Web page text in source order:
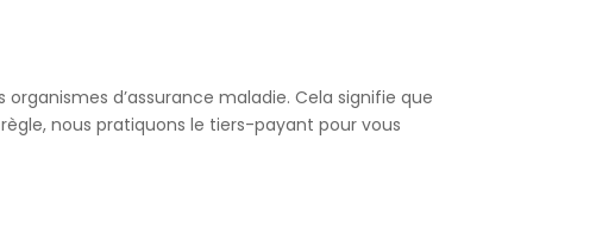
d’assurance maladie. Cela signifie que
nous pratiquons le tiers-payant pour vous